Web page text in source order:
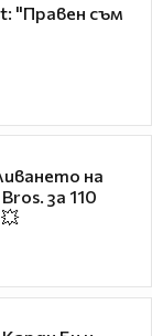
"Правен съм
на
за 110